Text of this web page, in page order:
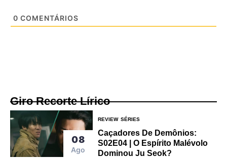
0 COMENTÁRIOS
Giro Recorte Lírico
08
Ago
REVIEW SÉRIES
Caçadores De Demônios:
S02E04 | O Espírito Malévolo
Dominou Ju Seok?